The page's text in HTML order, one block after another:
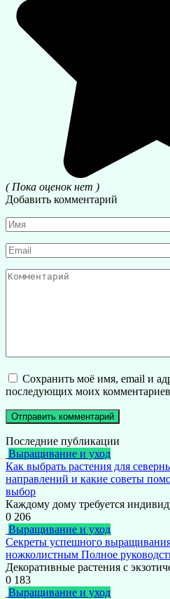
( Пока оценок нет )
Добавить комментарий
Имя
*
Email
*
Комментарий
Сохранить моё имя, email и
последующих моих
Последние публикации
Выращивание и уход
Как выбрать растения для
направлений и какие советы
выбор
Каждому дому требуется
0 206
Выращивание и уход
Секреты успешного
ножколистным Полное
Декоративные растения с
0 183
Выращивание и уход